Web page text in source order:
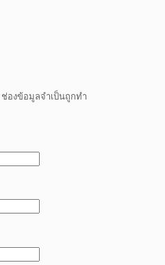
ช่องข้อมูลจำเป็นถูกทำ